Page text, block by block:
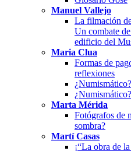
Manuel Vallejo
La filmación
Un combate
edificio del
Maria Clua
Formas de
reflexiones
Marta Mérida
Fotógrafos de
sombra?
Martí Casas
¡“La obra de